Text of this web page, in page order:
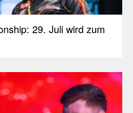
29. Juli wird zum